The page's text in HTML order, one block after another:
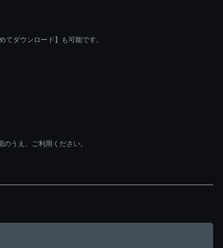
ダウンロード】も可能です。
うえ、ご利用ください。